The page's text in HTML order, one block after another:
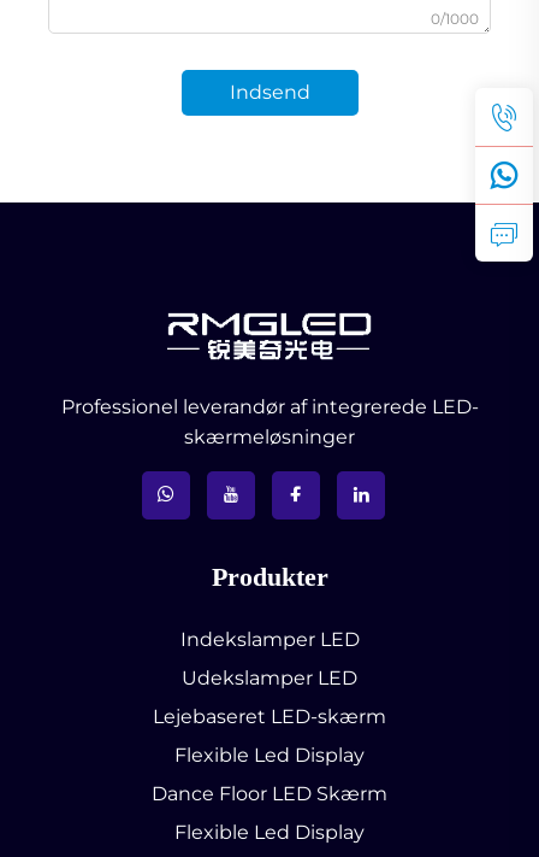
0/1000
Indsend
Professionel leverandør af integrerede LED-
skærmeløsninger
Produkter
Indekslamper LED
Udekslamper LED
Lejebaseret LED-skærm
Flexible Led Display
Dance Floor LED Skærm
Flexible Led Display